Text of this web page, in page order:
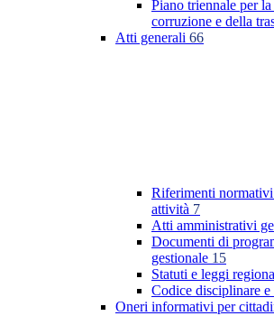
Piano triennale per
corruzione e della
Atti generali 66
Riferimenti
attività 7
Atti amministrativi
Documenti di
gestionale 15
Statuti e leggi
Codice disciplinare
Oneri informativi per